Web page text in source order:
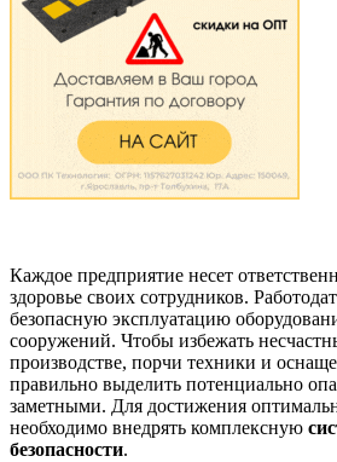
Каждое предприятие несет
здоровье своих сотрудников.
безопасную эксплуатацию
сооружений. Чтобы избежать
производстве, порчи техники и
правильно выделить потенциально
заметными. Для достижения
необходимо внедрять комплексную
безопасности.